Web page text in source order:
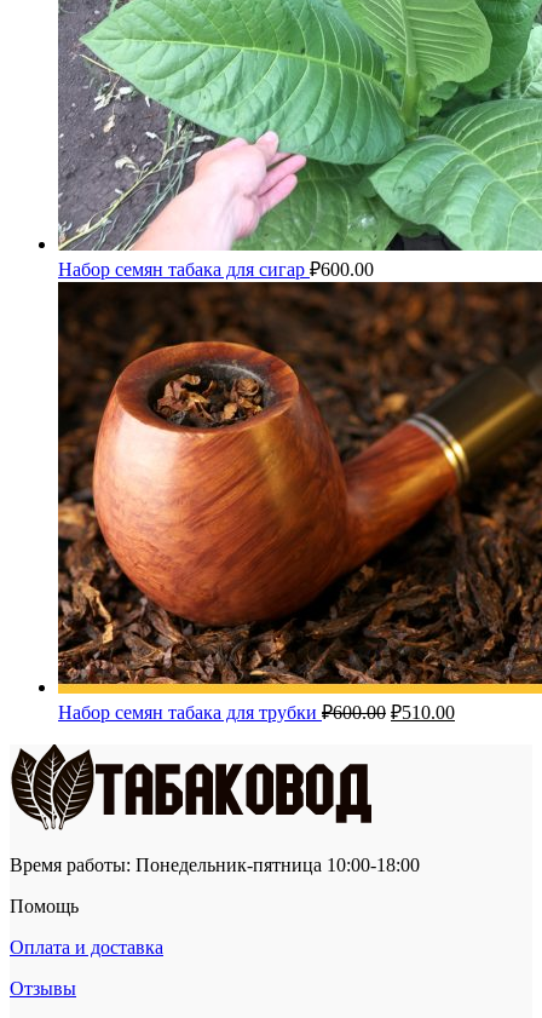
Набор семян табака для сигар ₽600.00
Набор семян табака для трубки ₽600.00 Первоначальная
₽510.00Текущая
Время работы: Понедельник-пятница 10:00-18:00
Помощь
Оплата и доставка
Отзывы